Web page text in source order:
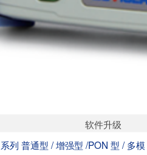
软件升级
列 普通型 / 增强型 /PON 型 / 多